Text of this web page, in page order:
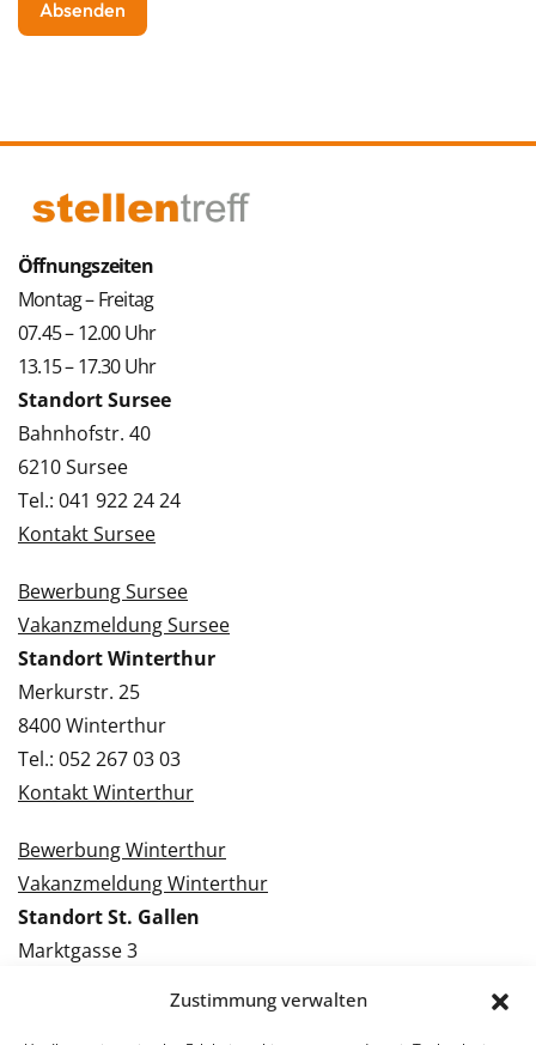
Zustimmung verwalten
Öffnungszeiten
Montag – Freitag
07.45 – 12.00 Uhr
13.15 – 17.30 Uhr
Standort Sursee
Bahnhofstr. 40
6210 Sursee
Tel.: 041 922 24 24
Kontakt Sursee
Bewerbung Sursee
Vakanzmeldung Sursee
Standort Winterthur
Merkurstr. 25
8400 Winterthur
Tel.: 052 267 03 03
Kontakt Winterthur
Bewerbung Winterthur
Vakanzmeldung Winterthur
Standort St. Gallen
Marktgasse 3